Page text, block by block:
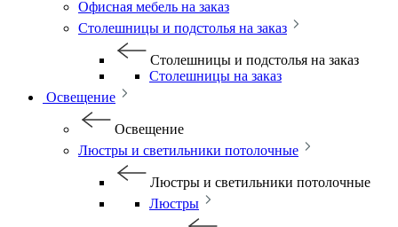
Офисная мебель на заказ
Столешницы и подстолья на заказ
Столешницы и подстолья на заказ
Столешницы на заказ
Освещение
Освещение
Люстры и светильники потолочные
Люстры и светильники потолочные
Люстры